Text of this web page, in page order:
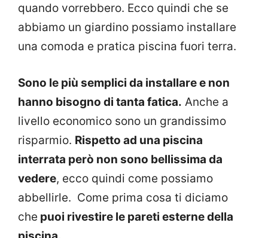
quando vorrebbero. Ecco quindi che se
abbiamo un giardino possiamo installare
una comoda e pratica piscina fuori terra.
Sono le più semplici da installare e non
hanno bisogno di tanta fatica. Anche a
livello economico sono un grandissimo
risparmio. Rispetto ad una piscina
interrata però non sono bellissima da
vedere, ecco quindi come possiamo
abbellirle. Come prima cosa ti diciamo
che puoi rivestire le pareti esterne della